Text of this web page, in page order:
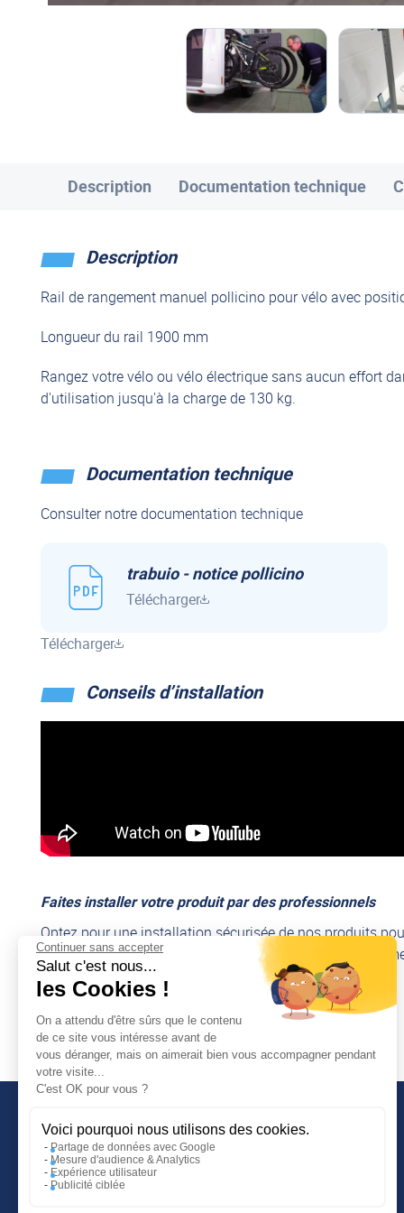
Continuer sans accepter
Salut c'est nous...
les Cookies !
On a attendu d'être sûrs que le contenu
de ce site vous intéresse avant de
vous déranger, mais on aimerait bien vous accompagner pendant
votre visite...
C'est OK pour vous ?
Voici pourquoi nous utilisons des cookies.
Partage de données avec Google
Mesure d'audience & Analytics
Expérience utilisateur
Publicité ciblée
Description Documentation technique
Description
Rail de rangement manuel pollicino pour vélo avec
Longueur du rail 1900 mm
Rangez votre vélo ou vélo électrique sans aucun effort
d'utilisation jusqu'à la charge de 130 kg.
Documentation technique
Consulter notre documentation technique
trabuio - notice pollicino
Télécharger
Télécharger
Conseils d’installation
Faites installer votre produit par des professionnels
Optez pour une installation sécurisée de nos produits
experts vous garantissent un montage rapide et
Découvrir nos services de montage
INFORMATIONS COMPLÉMENTAIRES
Guide d'achat